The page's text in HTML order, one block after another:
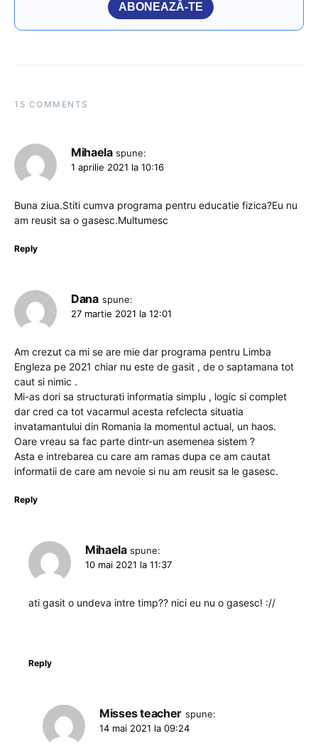
ABONEAZĂ-TE
15 COMMENTS
Mihaela spune:
1 aprilie 2021 la 10:16
Buna ziua.Stiti cumva programa pentru educatie fizica?Eu nu
am reusit sa o gasesc.Multumesc
Reply
Dana spune:
27 martie 2021 la 12:01
Am crezut ca mi se are mie dar programa pentru Limba
Engleza pe 2021 chiar nu este de gasit , de o saptamana tot
caut si nimic .
Mi-as dori sa structurati informatia simplu , logic si complet
dar cred ca tot vacarmul acesta refclecta situatia
invatamantului din Romania la momentul actual, un haos.
Oare vreau sa fac parte dintr-un asemenea sistem ?
Asta e intrebarea cu care am ramas dupa ce am cautat
informatii de care am nevoie si nu am reusit sa le gasesc.
Reply
Mihaela spune:
10 mai 2021 la 11:37
ati gasit o undeva intre timp?? nici eu nu o gasesc! ://
Reply
Misses teacher spune:
14 mai 2021 la 09:24